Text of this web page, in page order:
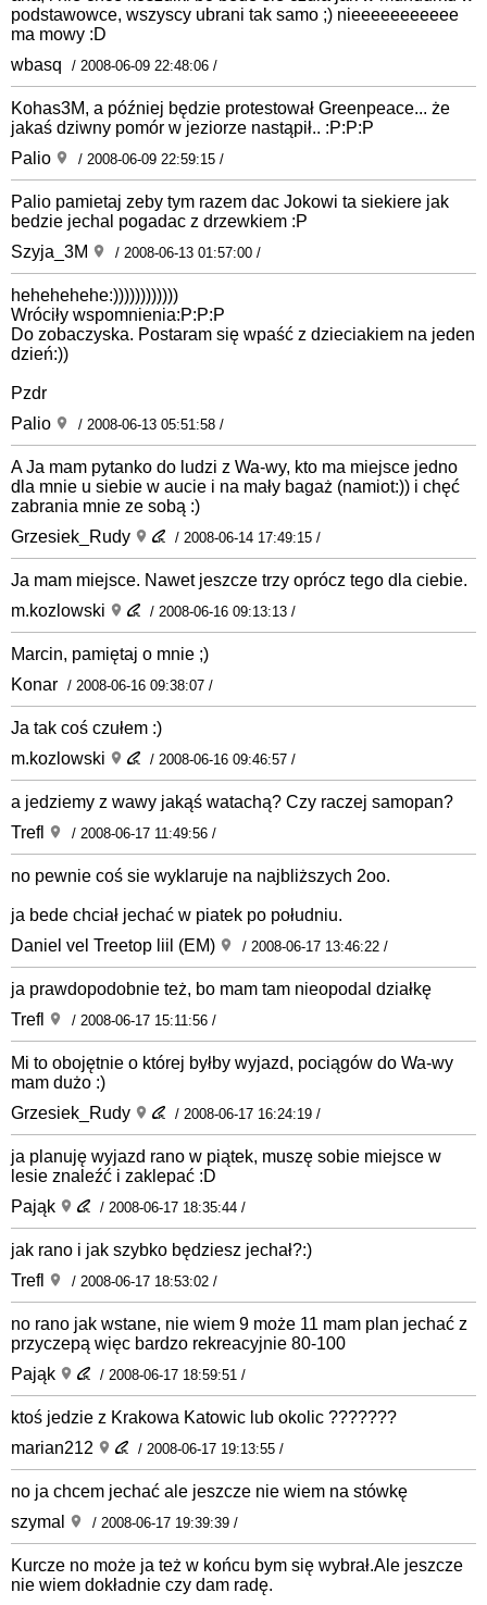
podstawowce, wszyscy ubrani tak samo ;) nieeeeeeeeeee
ma mowy :D
wbasq
/ 2008-06-09 22:48:06 /
Kohas3M, a później będzie protestował Greenpeace... że
jakaś dziwny pomór w jeziorze nastąpił.. :P:P:P
Palio
/ 2008-06-09 22:59:15 /
Palio pamietaj zeby tym razem dac Jokowi ta siekiere jak
bedzie jechal pogadac z drzewkiem :P
Szyja_3M
/ 2008-06-13 01:57:00 /
hehehehehe:))))))))))))
Wróciły wspomnienia:P:P:P
Do zobaczyska. Postaram się wpaść z dzieciakiem na jeden
dzień:))
Pzdr
Palio
/ 2008-06-13 05:51:58 /
A Ja mam pytanko do ludzi z Wa-wy, kto ma miejsce jedno
dla mnie u siebie w aucie i na mały bagaż (namiot:)) i chęć
zabrania mnie ze sobą :)
Grzesiek_Rudy
/ 2008-06-14 17:49:15 /
Ja mam miejsce. Nawet jeszcze trzy oprócz tego dla ciebie.
m.kozlowski
/ 2008-06-16 09:13:13 /
Marcin, pamiętaj o mnie ;)
Konar / 2008-06-16 09:38:07 /
Ja tak coś czułem :)
m.kozlowski
/ 2008-06-16 09:46:57 /
a jedziemy z wawy jakąś watachą? Czy raczej samopan?
Trefl
/ 2008-06-17 11:49:56 /
no pewnie coś sie wyklaruje na najbliższych 2oo.
ja bede chciał jechać w piatek po południu.
Daniel vel Treetop liil (EM)
/ 2008-06-17 13:46:22 /
ja prawdopodobnie też, bo mam tam nieopodal działkę
Trefl
/ 2008-06-17 15:11:56 /
Mi to obojętnie o której byłby wyjazd, pociągów do Wa-wy
mam dużo :)
Grzesiek_Rudy
/ 2008-06-17 16:24:19 /
ja planuję wyjazd rano w piątek, muszę sobie miejsce w
lesie znaleźć i zaklepać :D
Pająk
/ 2008-06-17 18:35:44 /
jak rano i jak szybko będziesz jechał?:)
Trefl
/ 2008-06-17 18:53:02 /
no rano jak wstane, nie wiem 9 może 11 mam plan jechać z
przyczepą więc bardzo rekreacyjnie 80-100
Pająk
/ 2008-06-17 18:59:51 /
ktoś jedzie z Krakowa Katowic lub okolic ???????
marian212
/ 2008-06-17 19:13:55 /
no ja chcem jechać ale jeszcze nie wiem na stówkę
szymal
/ 2008-06-17 19:39:39 /
Kurcze no może ja też w końcu bym się wybrał.Ale jeszcze
nie wiem dokładnie czy dam radę.